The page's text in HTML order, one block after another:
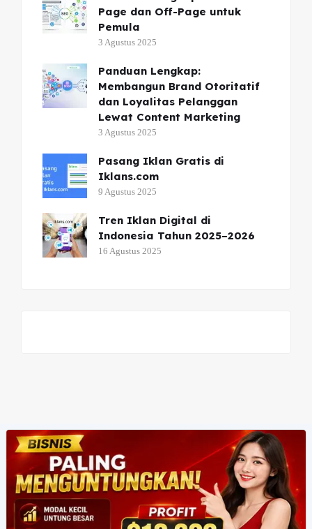
Page dan Off-Page untuk
Pemula
3 Agustus 2025
Panduan Lengkap:
Membangun Brand Otoritatif
dan Loyalitas Pelanggan
Lewat Content Marketing
3 Agustus 2025
Pasang Iklan Gratis di
Iklans.com
9 Agustus 2025
Tren Iklan Digital di
Indonesia Tahun 2025–2026
16 Agustus 2025